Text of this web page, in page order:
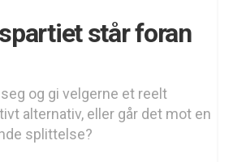
står foran
og gi velgerne et reelt
alternativ, eller går det mot en
splittelse?